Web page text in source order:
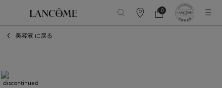
カ
カ
ー
0
0 カート内の製品
美容液 に戻る